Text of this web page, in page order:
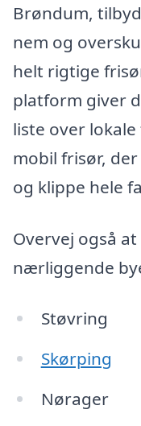
Brøndum,
nem og
helt rigtige
platform giver
liste over
mobil frisør,
og klippe hele
Overvej også
nærliggende
Støvring
Skørping
Nørager